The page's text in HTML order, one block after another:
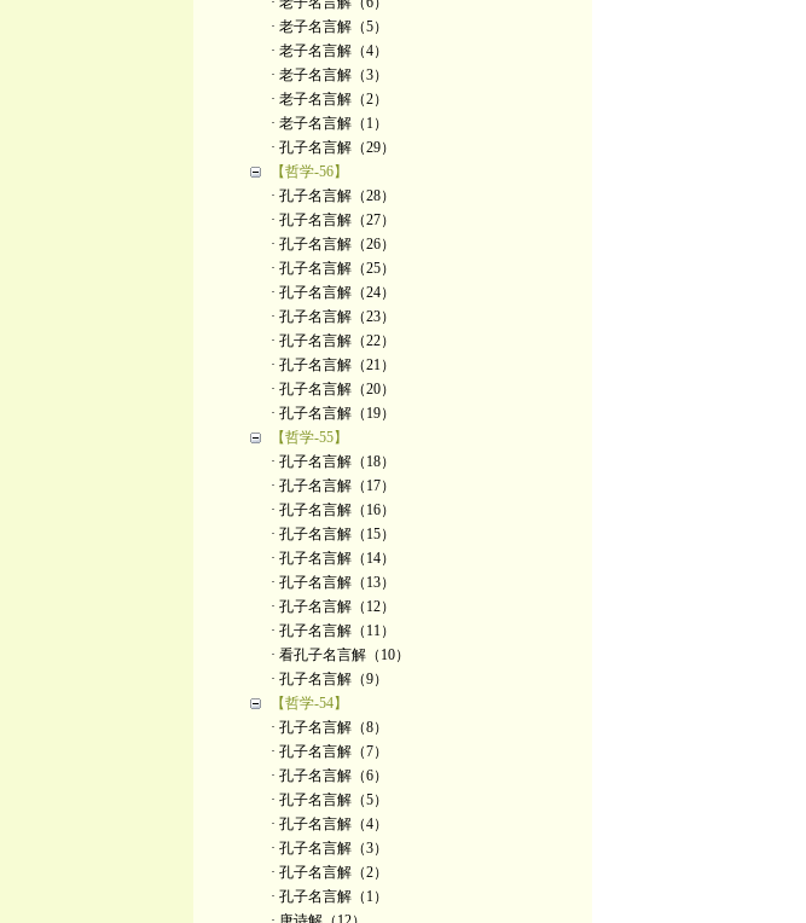
· 老子名言解（5）
· 老子名言解（4）
· 老子名言解（3）
· 老子名言解（2）
· 老子名言解（1）
· 孔子名言解（29）
【哲学-56】
· 孔子名言解（28）
· 孔子名言解（27）
· 孔子名言解（26）
· 孔子名言解（25）
· 孔子名言解（24）
· 孔子名言解（23）
· 孔子名言解（22）
· 孔子名言解（21）
· 孔子名言解（20）
· 孔子名言解（19）
【哲学-55】
· 孔子名言解（18）
· 孔子名言解（17）
· 孔子名言解（16）
· 孔子名言解（15）
· 孔子名言解（14）
· 孔子名言解（13）
· 孔子名言解（12）
· 孔子名言解（11）
· 看孔子名言解（10）
· 孔子名言解（9）
【哲学-54】
· 孔子名言解（8）
· 孔子名言解（7）
· 孔子名言解（6）
· 孔子名言解（5）
· 孔子名言解（4）
· 孔子名言解（3）
· 孔子名言解（2）
· 孔子名言解（1）